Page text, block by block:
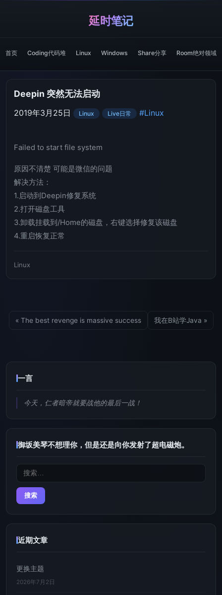
延时笔记
首页 Coding代码堆 Linux Windows Share分享 Room绝对领域
Deepin 突然无法启动
2019年3月25日 Linux Live日常 #Linux
Failed to start file system
原因不清楚 可能是微信的问题
解决方法：
1.启动到Deepin修复系统
2.打开磁盘工具
3.卸载挂载到/Home的磁盘，右键选择修复该磁盘
4.重启恢复正常
Linux
« The best revenge is massive success 我在B站学Java »
一言
今天，仁者暗帝就要战他的最后一战！
御坂美琴不想理你，但是还是向你发射了超电磁炮。
搜
近期文章
更换主题
2026年7月2日